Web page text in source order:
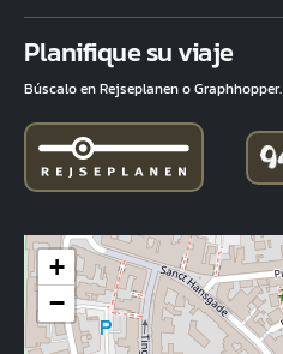
Planifique su viaje
Búscalo en Rejseplanen o Graphhopper.
+
−